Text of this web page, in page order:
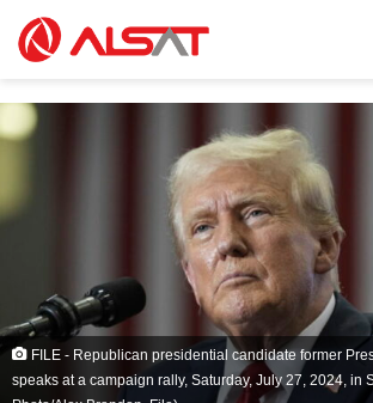
FILE - Republican presidential candidate former
speaks at a campaign rally, Saturday, July 27, 2024, in